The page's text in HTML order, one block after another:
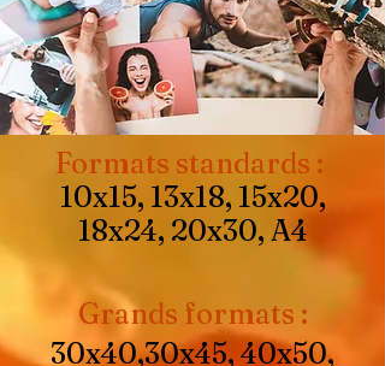
Formats standards :
10x15, 13x18, 15x20,
18x24, 20x30, A4
Grands formats :
30x40,30x45, 40x50,